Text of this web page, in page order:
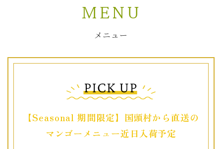
MENU
メニュー
【Seasonal 期間限定】国頭村から直送の
マンゴーメニュー近日入荷予定